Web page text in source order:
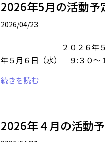
2026年5月の活動予
2026/04/23
２０２６年５月の
年５月６日（水） ９:３０
続きを読む
2026年４月の活動予